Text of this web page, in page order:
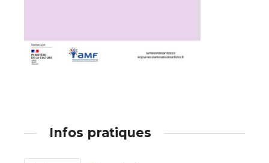
Prénom
J'accepte les termes et conditions
Infos pratiques